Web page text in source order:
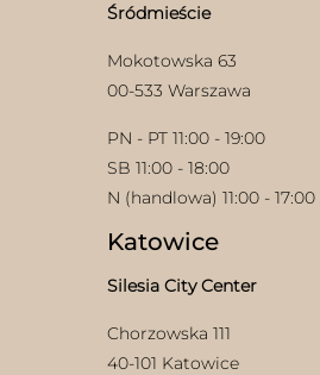
Śródmieście
Mokotowska 63
00-533 Warszawa
PN - PT 11:00 - 19:00
SB 11:00 - 18:00
N (handlowa) 11:00 - 17:00
Katowice
Silesia City Center
Chorzowska 111
40-101 Katowice